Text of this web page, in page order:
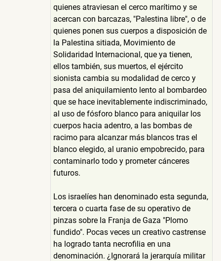
quienes atraviesan el cerco marítimo y se
acercan con barcazas, "Palestina libre", o de
quienes ponen sus cuerpos a disposición de
la Palestina sitiada, Movimiento de
Solidaridad Internacional, que ya tienen,
ellos también, sus muertos, el ejército
sionista cambia su modalidad de cerco y
pasa del aniquilamiento lento al bombardeo
que se hace inevitablemente indiscriminado,
al uso de fósforo blanco para aniquilar los
cuerpos hacia adentro, a las bombas de
racimo para alcanzar más blancos tras el
blanco elegido, al uranio empobrecido, para
contaminarlo todo y prometer cánceres
futuros.
Los israelíes han denominado esta segunda,
tercera o cuarta fase de su operativo de
pinzas sobre la Franja de Gaza "Plomo
fundido". Pocas veces un creativo castrense
ha logrado tanta necrofilia en una
denominación. ¿Ignorará la jerarquía militar